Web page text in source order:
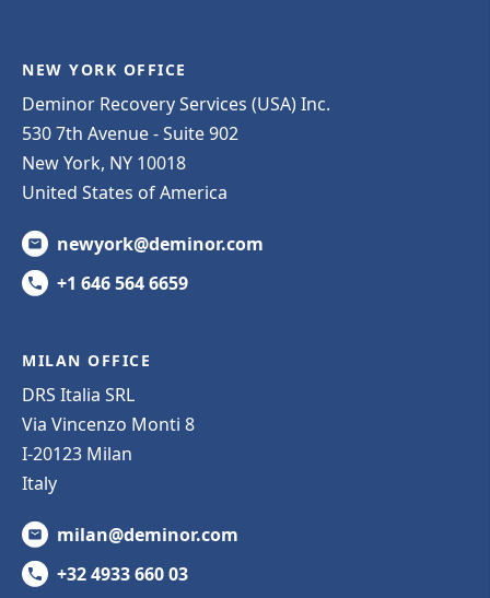
NEW YORK OFFICE
Deminor Recovery Services (USA) Inc.
530 7th Avenue - Suite 902
New York, NY 10018
United States of America
newyork@deminor.com
+1 646 564 6659
MILAN OFFICE
DRS Italia SRL
Via Vincenzo Monti 8
I-20123 Milan
Italy
milan@deminor.com
+32 4933 660 03